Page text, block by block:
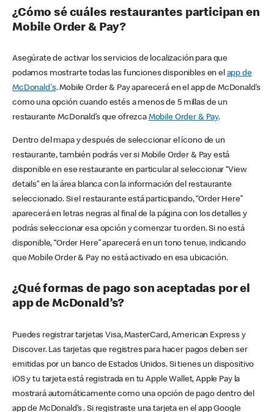
¿Cómo sé cuáles restaurantes participan en
Mobile Order & Pay?
Asegúrate de activar los servicios de localización para que
podamos mostrarte todas las funciones disponibles en el app de
McDonald's. Mobile Order & Pay aparecerá en el app de McDonald’s
como una opción cuando estés a menos de 5 millas de un
restaurante McDonald’s que ofrezca Mobile Order & Pay.
Dentro del mapa y después de seleccionar el ícono de un
restaurante, también podrás ver si Mobile Order & Pay está
disponible en ese restaurante en particular al seleccionar “View
details” en la área blanca con la información del restaurante
seleccionado. Si el restaurante está participando, “Order Here”
aparecerá en letras negras al final de la página con los detalles y
podrás seleccionar esa opción y comenzar tu orden. Si no está
disponible, “Order Here” aparecerá en un tono tenue, indicando
que Mobile Order & Pay no está activado en esa ubicación.
¿Qué formas de pago son aceptadas por el
app de McDonald’s?
Puedes registrar tarjetas Visa, MasterCard, American Express y
Discover. Las tarjetas que registres para hacer pagos deben ser
emitidas por un banco de Estados Unidos. Si tienes un dispositivo
iOS y tu tarjeta está registrada en tu Apple Wallet, Apple Pay la
mostrará automáticamente como una opción de pago dentro del
app de McDonald’s . Si registraste una tarjeta en el app Google